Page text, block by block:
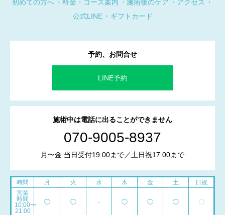
初めての方へ 料金・コース案内 施術後のケア
アクセス
公式LINE
ギフトカード
予約、お問合せ
LINE予約
施術中は電話に出ることができません
070-9005-8937
月〜金 当日受付19:00まで／土日祝17:00まで
時間 月 火 水 木 金 土
日祝
営業
時間
10:00〜
21:00
◯ ◯ － ◯ ◯ ◯ 〇